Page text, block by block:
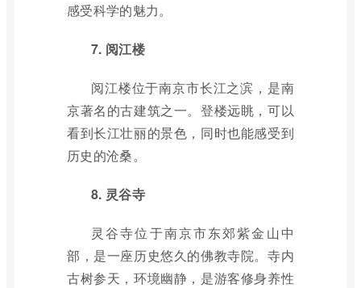
感受科学的魅力。
7. 阅江楼
阅江楼位于南京市长江之滨，是南
京著名的古建筑之一。登楼远眺，可以
看到长江壮丽的景色，同时也能感受到
历史的沧桑。
8. 灵谷寺
灵谷寺位于南京市东郊紫金山中
部，是一座历史悠久的佛教寺院。寺内
古树参天，环境幽静，是游客修身养性